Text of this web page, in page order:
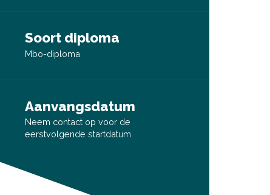
Soort diploma
Mbo-diploma
Aanvangsdatum
Neem contact op voor de
eerstvolgende startdatum